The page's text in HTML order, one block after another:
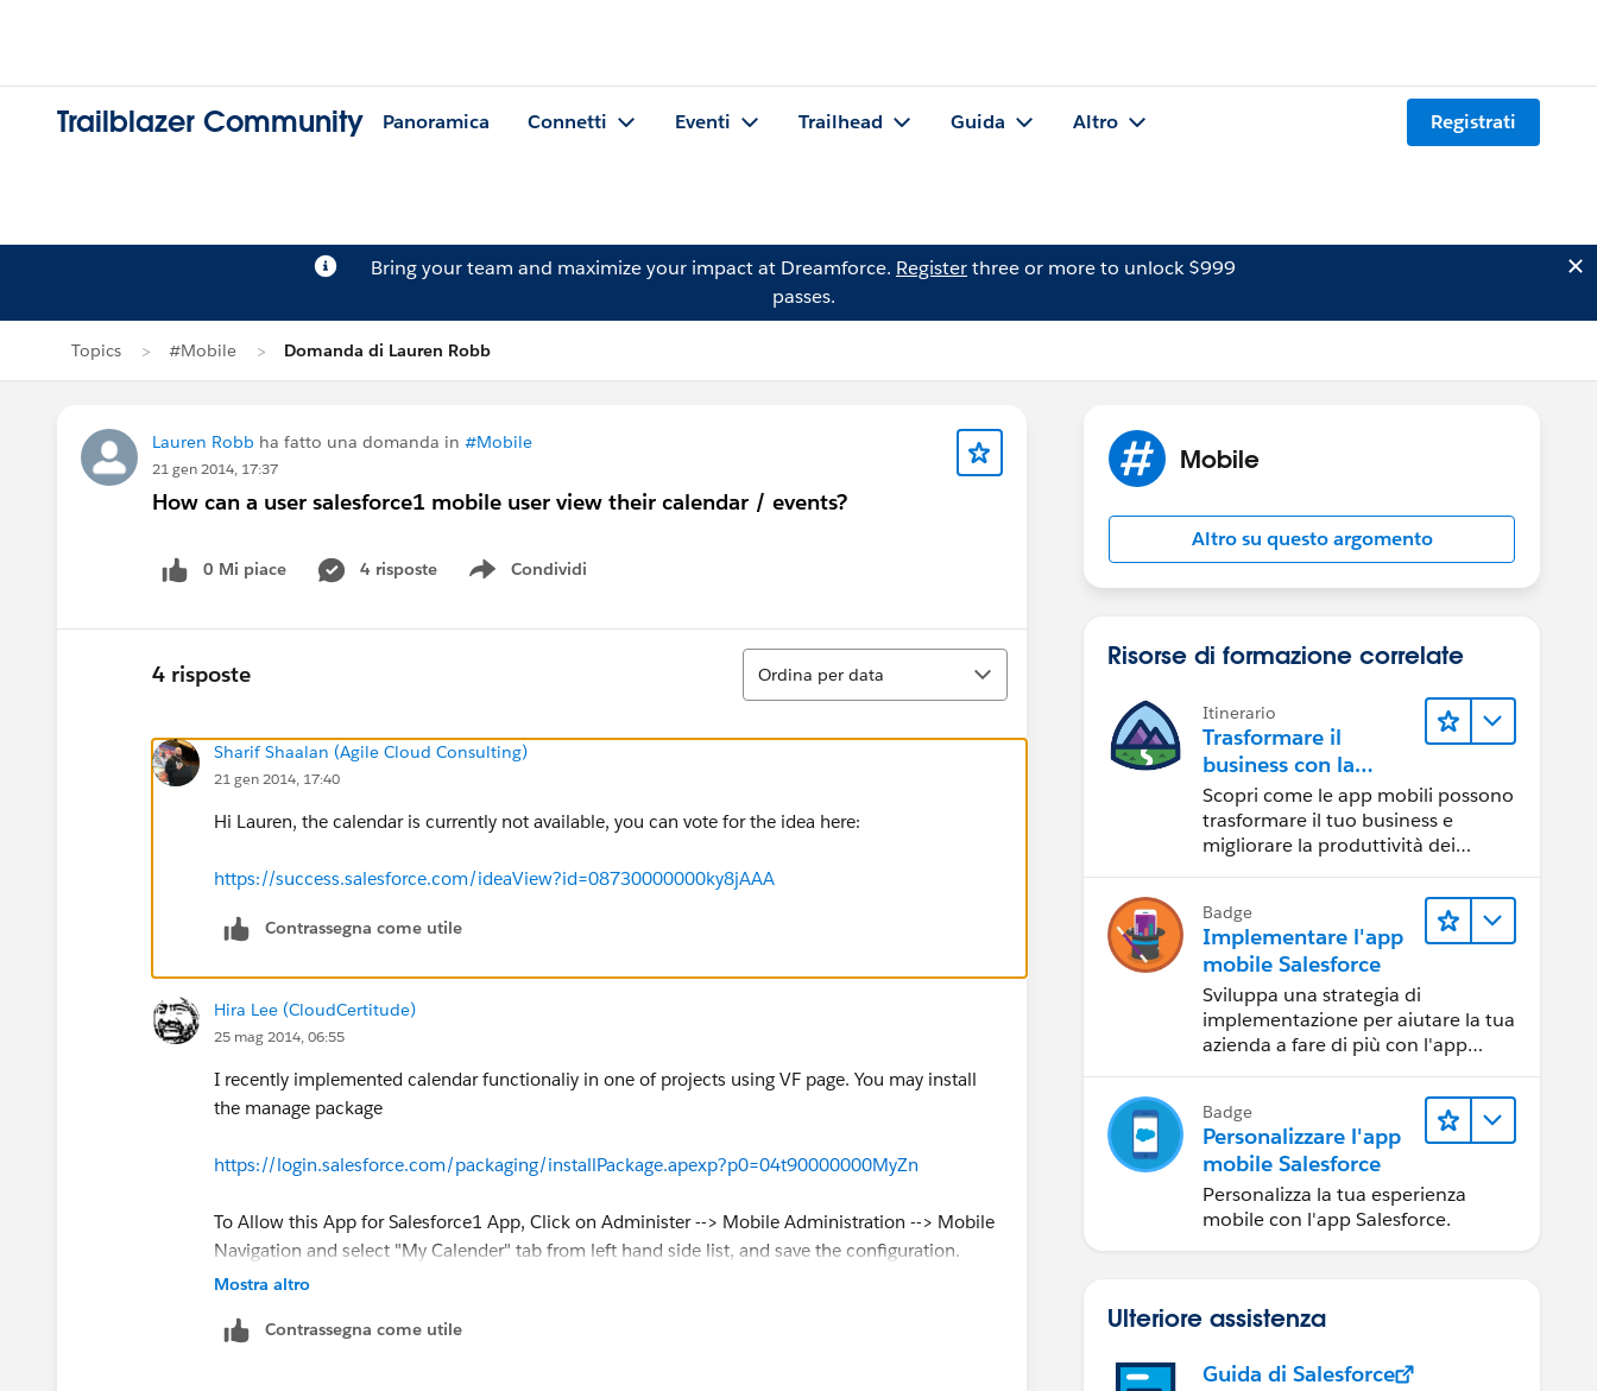
Trailblazer Community Panoramica Connetti Eventi Trailhead Guida Altro Registrati
Bring your team and maximize your impact at Dreamforce. Registerthree or more to unlock $999
passes.
Topics #Mobile Domanda di Lauren Robb
Lauren Robb ha fatto una domanda in #Mobile
21 gen 2014, 17:37
How can a user salesforce1 mobile user view their calendar / events?
0 Mi piace 4 risposte Condividi
Show menu
4 risposte
Ordina
Ordina per data
Sharif Shaalan (Agile Cloud Consulting)
21 gen 2014, 17:40
Hi Lauren, the calendar is currently not available, you can vote for the idea here:
https://success.salesforce.com/ideaView?id=08730000000ky8jAAA
Contrassegna come utile
Hira Lee (CloudCertitude)
25 mag 2014, 06:55
I recently implemented calendar functionaliy in one of projects using VF page. You may install
the manage package
https://login.salesforce.com/packaging/installPackage.apexp?p0=04t90000000MyZn
To Allow this App for Salesforce1 App, Click on Administer --> Mobile Administration --> Mobile
Navigation and select "My Calender" tab from left hand side list, and save the configuration.
Mostra altro
Contrassegna come utile
Mobile
Altro su questo argomento
Risorse di formazione correlate
Itinerario
Trasformare il
business con la
tecnologia mobile
Scopri come le app mobili possono
trasformare il tuo business e
migliorare la produttività dei
Badge
Implementare l'app
mobile Salesforce
Sviluppa una strategia di
implementazione per aiutare la tua
azienda a fare di più con l'app
Badge
Personalizzare l'app
mobile Salesforce
Personalizza la tua esperienza
mobile con l'app Salesforce.
Ulteriore assistenza
Guida di Salesforce